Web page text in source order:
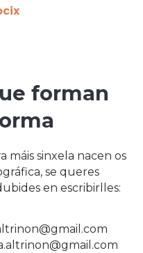
forman
máis sinxela nacen os
se queres
en escribirlles: